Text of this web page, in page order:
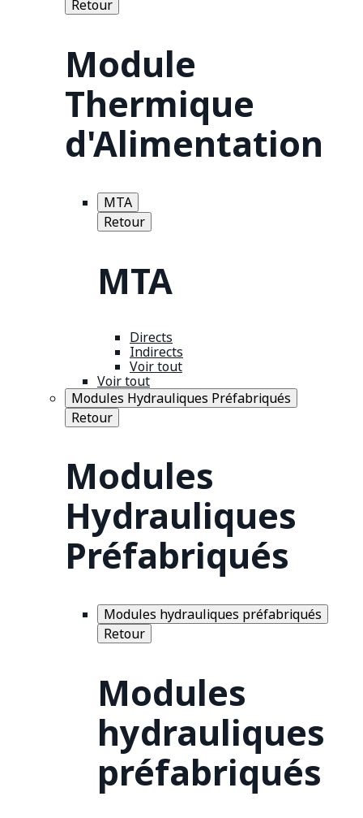
Retour
Module
Thermique
d'Alimentation
MTA
Retour
MTA
Directs
Indirects
Voir tout
Voir tout
Modules Hydrauliques Préfabriqués
Retour
Modules
Hydrauliques
Préfabriqués
Modules hydrauliques préfabriqués
Retour
Modules
hydrauliques
préfabriqués